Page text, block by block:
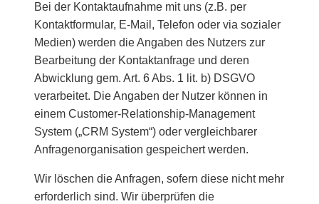
Bei der Kontaktaufnahme mit uns (z.B. per
Kontaktformular, E-Mail, Telefon oder via sozialer
Medien) werden die Angaben des Nutzers zur
Bearbeitung der Kontaktanfrage und deren
Abwicklung gem. Art. 6 Abs. 1 lit. b) DSGVO
verarbeitet. Die Angaben der Nutzer können in
einem Customer-Relationship-Management
System („CRM System“) oder vergleichbarer
Anfragenorganisation gespeichert werden.
Wir löschen die Anfragen, sofern diese nicht mehr
erforderlich sind. Wir überprüfen die